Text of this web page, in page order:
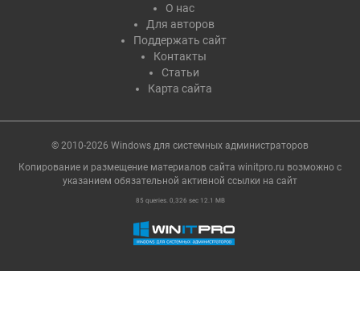
О нас
Для авторов
Поддержать сайт
Контакты
Статьи
Карта сайта
© 2010-2026 Windows для системных администраторов
Копирование и размещение материалов сайта winitpro.ru возможно с
указанием обязательной активной ссылки на cайт
85 queries. 0,326 sec 12.1 MB